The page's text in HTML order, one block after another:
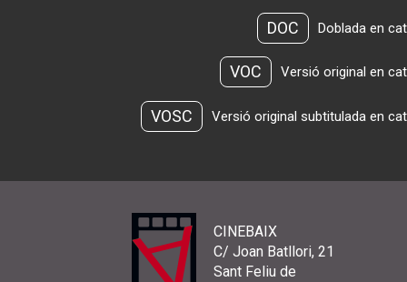
DOC Doblada en
VOC Versió original en
VOSC Versió original subtitulada en
CINEBAIX
C/ Joan Batllori, 21
Sant Feliu de